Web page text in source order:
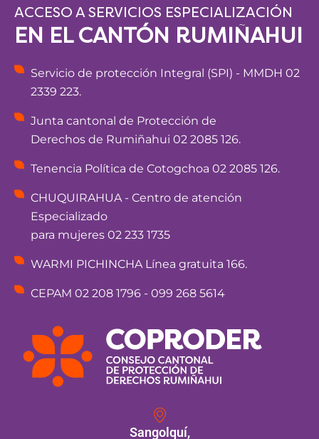
ACCESO A SERVICIOS ESPECIALIZACIÓN
EN EL CANTÓN RUMIÑAHUI
Servicio de protección Integral (SPI) - MMDH 02
2339 223.
Junta cantonal de Protección de
Derechos de Rumiñahui 02 2085 126.
Tenencia Política de Cotogchoa 02 2085 126.
CHUQUIRAHUA - Centro de atención
Especializado
para mujeres 02 233 1735
WARMI PICHINCHA Línea gratuita 166.
CEPAM 02 208 1796 - 099 268 5614
Sangolquí,